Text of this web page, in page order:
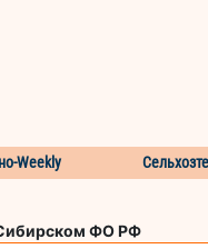
Weekly
ФО РФ